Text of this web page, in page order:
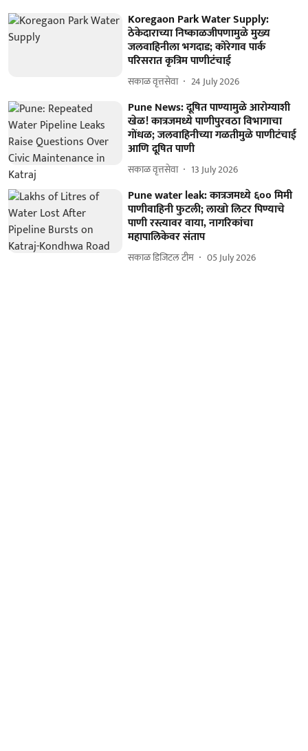
Koregaon Park Water Supply:
ठेकेदाराच्या निष्काळजीपणामुळे मुख्य
जलवाहिनीला भगदाड; कोरेगाव पार्क
परिसरात कृत्रिम पाणीटंचाई
सकाळ वृत्तसेवा 24 July 2026
Pune News: दूषित पाण्यामुळे आरोग्याशी
खेळ! कात्रजमध्ये पाणीपुरवठा विभागाचा
गोंधळ; जलवाहिनीच्या गळतीमुळे पाणीटंचाई
आणि दूषित पाणी
सकाळ वृत्तसेवा 13 July 2026
Pune water leak: कात्रजमध्ये ६०० मिमी
पाणीवाहिनी फुटली; लाखो लिटर पिण्याचे
पाणी रस्त्यावर वाया, नागरिकांचा
महापालिकेवर संताप
सकाळ डिजिटल टीम 05 July 2026